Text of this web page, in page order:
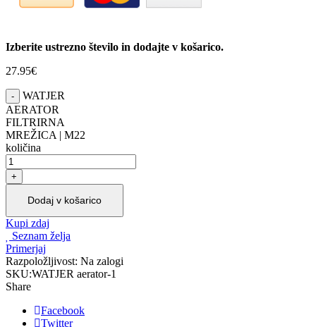
Izberite ustrezno število in dodajte v košarico.
27.95€
WATJER
AERATOR
FILTRIRNA
MREŽICA | M22
količina
Dodaj v košarico
Kupi zdaj
Seznam želja
Primerjaj
Razpoložljivost: Na zalogi
SKU:WATJER aerator-1
Share
Facebook
Twitter